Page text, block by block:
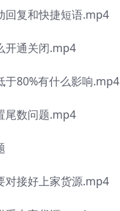
回复和快捷短语.mp4
开通关闭.mp4
于80%有什么影响.mp4
尾数问题.mp4
对接好上家货源.mp4